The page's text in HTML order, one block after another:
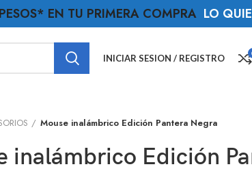
INICIAR SESION / REGISTRO
Mouse inalámbrico Edición Pantera Negra
inalámbrico Edición
EN TU PRIMERA COMPRA LO